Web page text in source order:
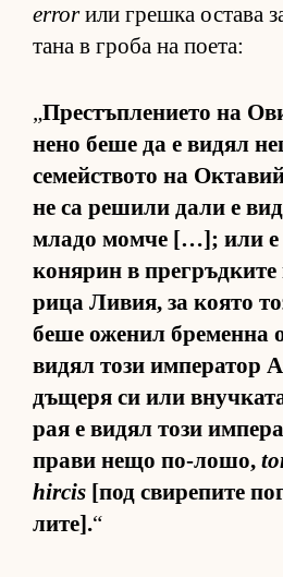
errorили грешка ос­тава
тана в гроба на по­е­та:
„Прес­тъп­ле­ни­ето на
нено беше да е ви­дял
се­мейс­т­вото на
не са ре­шили дали е
младо момче […]; или е
ко­ня­рин в
рица Ли­вия, за ко­ято
беше оже­нил бре­менна
ви­дял този им­пе­ра­тор
дъ­щеря си или
рая е ви­дял този
прави нещо по-ло­шо,
hircis [под сви­ре­пите
ли­те].“